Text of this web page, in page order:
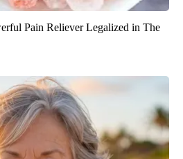
Pain Reliever Legalized in The